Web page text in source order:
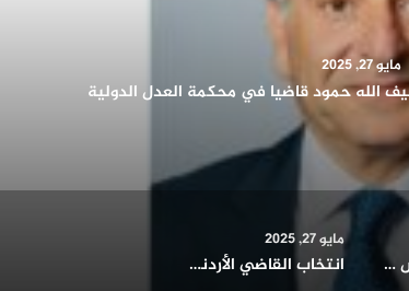
مايو 26, 2025
يشيد بدور المرأة الكويتية في التنمية الشاملة ويؤكد:
الوطن وتمثيله دوليا
الذكرى 44 لتأسيس مجلس التعاون الخليجي.. مسيرة حافلة بالإنجازات
مايو 27, 2025
انتخاب القاضي الأردني محمود ضيف الله حمود قاضيا في محكمة العدل الدولية